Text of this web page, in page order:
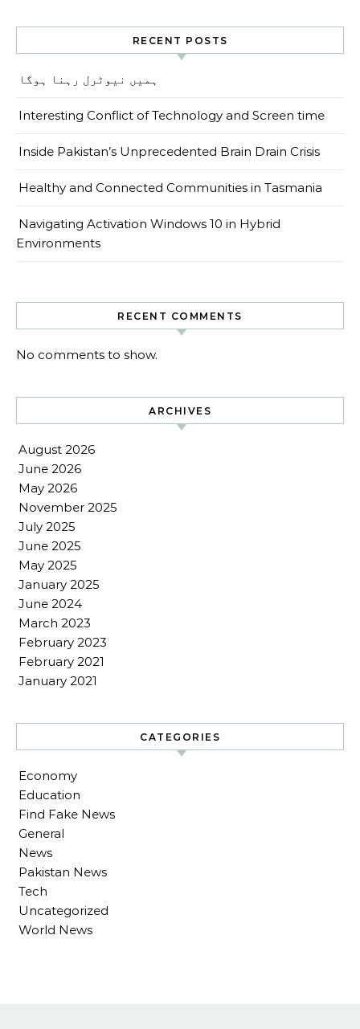
RECENT POSTS
ہمیں نیوٹرل رہنا ہوگا
Interesting Conflict of Technology and Screen time
Inside Pakistan’s Unprecedented Brain Drain Crisis
Healthy and Connected Communities in Tasmania
Navigating Activation Windows 10 in Hybrid
Environments
RECENT COMMENTS
No comments to show.
ARCHIVES
August 2026
June 2026
May 2026
November 2025
July 2025
June 2025
May 2025
January 2025
June 2024
March 2023
February 2023
February 2021
January 2021
CATEGORIES
Economy
Education
Find Fake News
General
News
Pakistan News
Tech
Uncategorized
World News